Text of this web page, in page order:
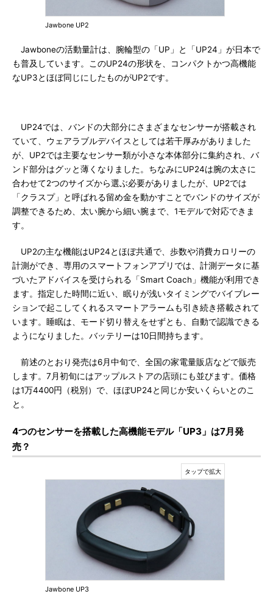
Jawbone UP2
Jawboneの活動量計は、腕輪型の「UP」と「UP24」が日本で
も普及しています。このUP24の形状を、コンパクトかつ高機能
なUP3とほぼ同じにしたものがUP2です。
UP24では、バンドの大部分にさまざまなセンサーが搭載され
ていて、ウェアラブルデバイスとしては若干厚みがありました
が、UP2では主要なセンサー類が小さな本体部分に集約され、バ
ンド部分はグッと薄くなりました。ちなみにUP24は腕の太さに
合わせて2つのサイズから選ぶ必要がありましたが、UP2では
「クラスプ」と呼ばれる留め金を動かすことでバンドのサイズが
調整できるため、太い腕から細い腕まで、1モデルで対応できま
す。
UP2の主な機能はUP24とほぼ共通で、歩数や消費カロリーの
計測ができ、専用のスマートフォンアプリでは、計測データに基
づいたアドバイスを受けられる「Smart Coach」機能が利用でき
ます。指定した時間に近い、眠りが浅いタイミングでバイブレー
ションで起こしてくれるスマートアラームも引き続き搭載されて
います。睡眠は、モード切り替えをせずとも、自動で認識できる
ようになりました。バッテリーは10日間持ちます。
前述のとおり発売は6月中旬で、全国の家電量販店などで販売
します。7月初旬にはアップルストアの店頭にも並びます。価格
は1万4400円（税別）で、ほぼUP24と同じか安いくらいとのこ
と。
4つのセンサーを搭載した高機能モデル「UP3」は7月発
売？
Jawbone UP3